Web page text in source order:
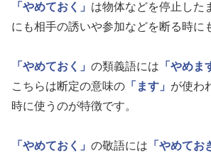
「やめておく」 は物体などを停止した
にも相手の誘いや参加などを断る時に
「やめておく」 の類義語には 「やめま
こちらは断定の意味の 「ます」 が使わ
時に使うのが特徴です。
「やめておく」 の敬語には 「やめてお